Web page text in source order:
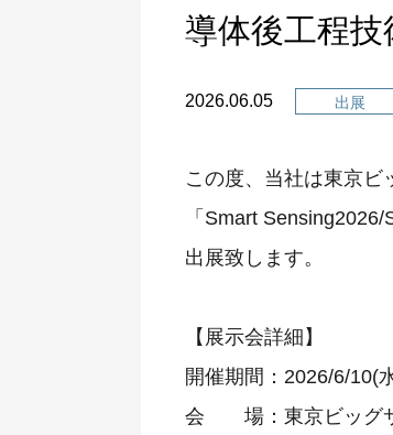
導体後工程
2026.06.05 出展
この度、当社は東京ビ
「Smart
出展致します。
【展示会詳細】
開催期間：2026/6/
会 場：東京ビッグ